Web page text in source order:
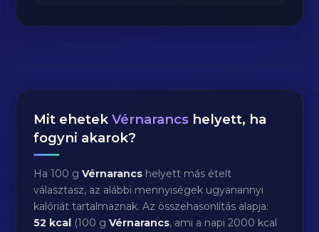
Mit ehetekVérnarancs helyett, ha
fogyni akarok?
Ha 100 gVérnarancs helyett más ételt
választasz, az alábbi mennyiségek ugyanannyi
kalóriát tartalmaznak. Az összehasonlítás alapja:
52 kcal (100 gVérnarancs, ami a napi 2000 kcal